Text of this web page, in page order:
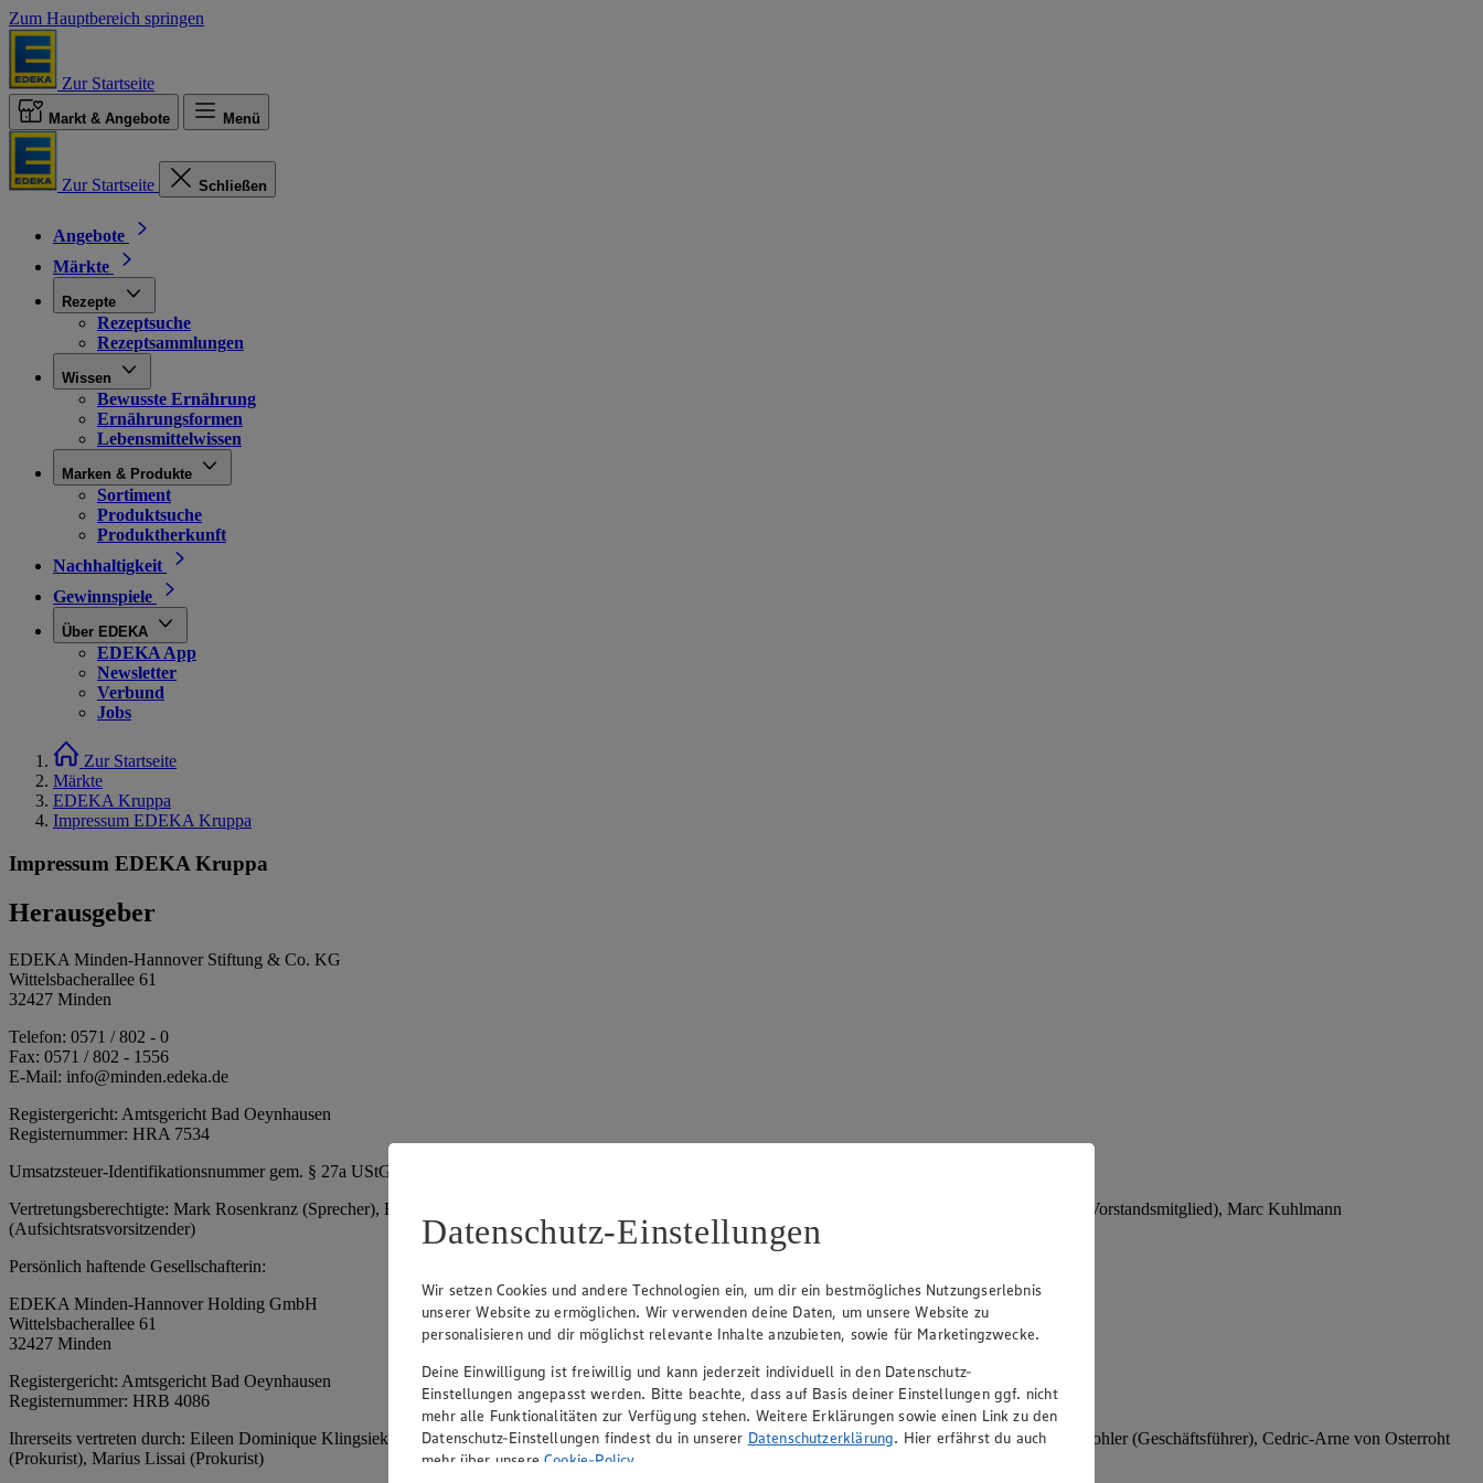
Zum Hauptbereich springen
Zur Startseite
Markt & Angebote Menü
Zur Startseite Schließen
Angebote
Märkte
Rezepte
Rezeptsuche
Rezeptsammlungen
Wissen
Bewusste Ernährung
Ernährungsformen
Lebensmittelwissen
Marken & Produkte
Sortiment
Produktsuche
Produktherkunft
Nachhaltigkeit
Gewinnspiele
Über EDEKA
EDEKA App
Newsletter
Verbund
Jobs
Zur Startseite
Märkte
EDEKA Kruppa
Impressum EDEKA Kruppa
Impressum EDEKA Kruppa
Herausgeber
EDEKA Minden-Hannover Stiftung & Co. KG
Wittelsbacherallee 61
32427 Minden
Telefon: 0571 / 802 - 0
Fax: 0571 / 802 - 1556
E-Mail: info@minden.edeka.de
Registergericht: Amtsgericht Bad Oeynhausen
Registernummer: HRA 7534
Umsatzsteuer-Identifikationsnummer gem. § 27a UStG: DE 266067317
Vertretungsberechtigte: Mark Rosenkranz (Sprecher), Eileen Dominique Klingsiek (Vorstandsmitglied), Ulf-U. Plath (Vorstandsmitglied), Stephan Wohler (Vorstandsmitglied), Marc Kuhlmann
(Aufsichtsratsvorsitzender)
Persönlich haftende Gesellschafterin:
EDEKA Minden-Hannover Holding GmbH
Wittelsbacherallee 61
32427 Minden
Registergericht: Amtsgericht Bad Oeynhausen
Registernummer: HRB 4086
Ihrerseits vertreten durch: Eileen Dominique Klingsiek (Geschäftsführerin), Mark Rosenkranz (Geschäftsführer), Ulf-U. Plath (Geschäftsführer), Stephan Wohler (Geschäftsführer), Cedric-Arne von Osterroht
(Prokurist), Marius Lissai (Prokurist)
Datenschutz-Einstellungen
Wir setzen Cookies und andere Technologien ein, um dir ein bestmögliches Nutzungserlebnis
unserer Website zu ermöglichen. Wir verwenden deine Daten, um unsere Website zu
personalisieren und dir möglichst relevante Inhalte anzubieten, sowie für Marketingzwecke.
Deine Einwilligung ist freiwillig und kann jederzeit individuell in den Datenschutz-
Einstellungen angepasst werden. Bitte beachte, dass auf Basis deiner Einstellungen ggf. nicht
mehr alle Funktionalitäten zur Verfügung stehen. Weitere Erklärungen sowie einen Link zu den
Datenschutz-Einstellungen findest du in unserer Datenschutzerklärung. Hier erfährst du auch
mehr über unsereCookie-Policy.